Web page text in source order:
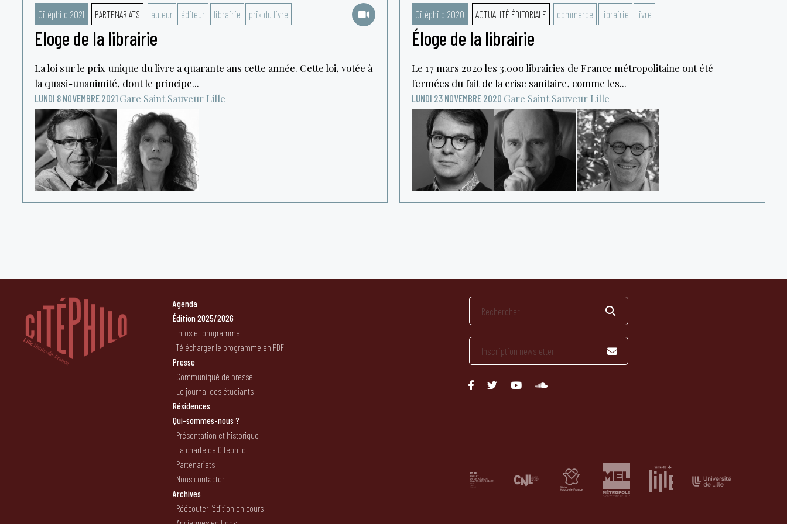
Citéphilo 2021 PARTENARIATS auteur éditeur librairie prix du livre
Eloge de la librairie
La loi sur le prix unique du livre a quarante ans cette année. Cette loi, votée à
la quasi-unanimité, dont le principe...
LUNDI 8 NOVEMBRE 2021 Gare Saint Sauveur Lille
Citéphilo 2020 ACTUALITÉ ÉDITORIALE commerce librairie livre
Éloge de la librairie
Le 17 mars 2020 les 3.000 librairies de France métropolitaine ont été
fermées du fait de la crise sanitaire, comme les...
LUNDI 23 NOVEMBRE 2020 Gare Saint Sauveur Lille
Agenda
Édition 2025/2026
Infos et programme
Télécharger le programme en PDF
Presse
Communiqué de presse
Le journal des étudiants
Résidences
Qui-sommes-nous ?
Présentation et historique
La charte de Citéphilo
Partenariats
Nous contacter
Archives
Réécouter l’édition en cours